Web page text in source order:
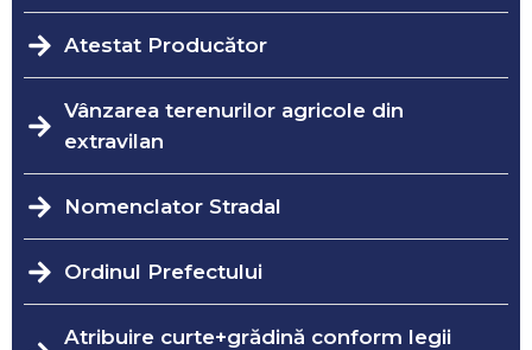
Atestat Producător
Vânzarea terenurilor agricole din
extravilan
Nomenclator Stradal
Ordinul Prefectului
Atribuire curte+grădină conform legii